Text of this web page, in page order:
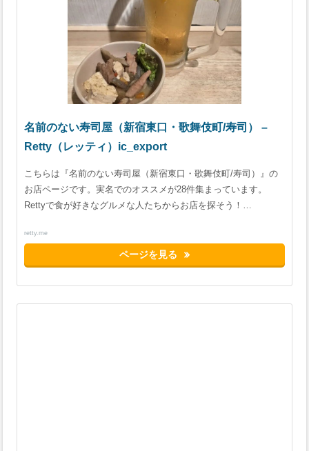
名前のない寿司屋（新宿東口・歌舞伎町/寿司） –
Retty（レッティ）ic_export
こちらは『名前のない寿司屋（新宿東口・歌舞伎町/寿司）』の
お店ページです。実名でのオススメが28件集まっています。
Rettyで食が好きなグルメな人たちからお店を探そう！…
retty.me
ページを見る